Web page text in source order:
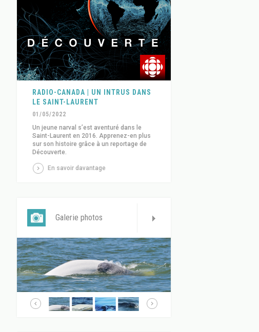
RADIO-CANADA | UN INTRUS DANS
LE SAINT-LAURENT
01/05/2022
Un jeune narval s’est aventuré dans le
Saint-Laurent en 2016. Apprenez-en plus
sur son histoire grâce à un reportage de
Découverte.
En savoir davantage
Galerie photos